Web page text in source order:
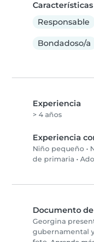
Características
Responsable
Bondadoso/a
Experiencia
> 4 años
Experiencia
Niño pequeño •
de primaria •
Documento
Georgina
gubernamental